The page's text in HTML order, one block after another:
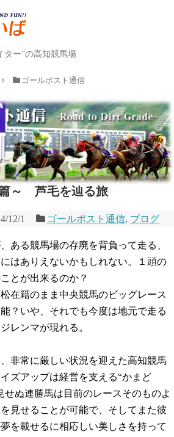
ター”の高知競馬場
ゴールポスト通信
～ 芦毛を辿る旅
12/1 ゴールポスト通信, ブログ
ある競馬場の存廃を背負って走る、
はありえないかもしれない。１頭の
とが出来るのか？
在籍のまま中央競馬のビッグレース
？いや、それでも今度は地元で走る
レンマが現れる。
非常に厳しい状況を迎えた高知競馬
ズアップは経営を支える“かまど
せぬ連勝馬は目前のレースそのものよ
見せることが可能で、そしてまた彼
を載せるに相応しい美しさを持って